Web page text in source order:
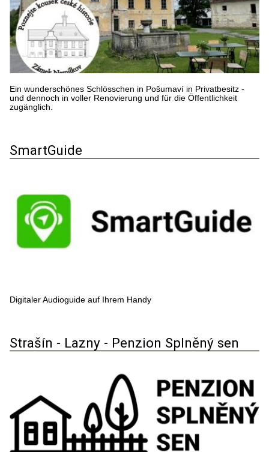
Ein wunderschönes Schlösschen in Pošumaví in Privatbesitz -
und dennoch in voller Renovierung und für die Öffentlichkeit
zugänglich.
SmartGuide
Digitaler Audioguide auf Ihrem Handy
Strašín - Lazny - Penzion Splněný sen